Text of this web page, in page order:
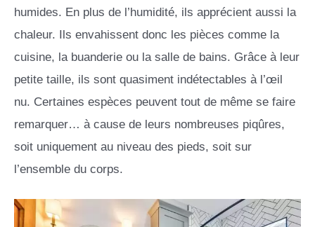
humides. En plus de l’humidité, ils apprécient aussi la
chaleur. Ils envahissent donc les pièces comme la
cuisine, la buanderie ou la salle de bains. Grâce à leur
petite taille, ils sont quasiment indétectables à l’œil
nu. Certaines espèces peuvent tout de même se faire
remarquer… à cause de leurs nombreuses piqûres,
soit uniquement au niveau des pieds, soit sur
l’ensemble du corps.